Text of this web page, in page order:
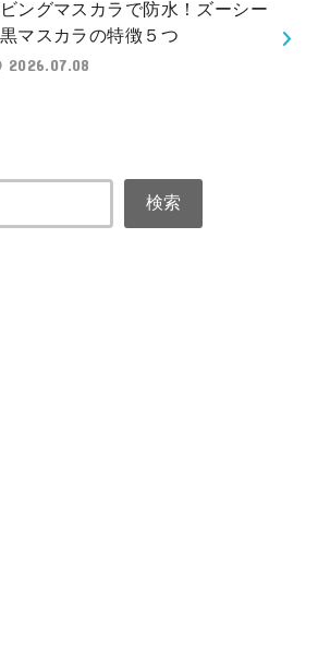
ングマスカラで防水！ズーシー
マスカラの特徴５つ
2026.07.08
検索